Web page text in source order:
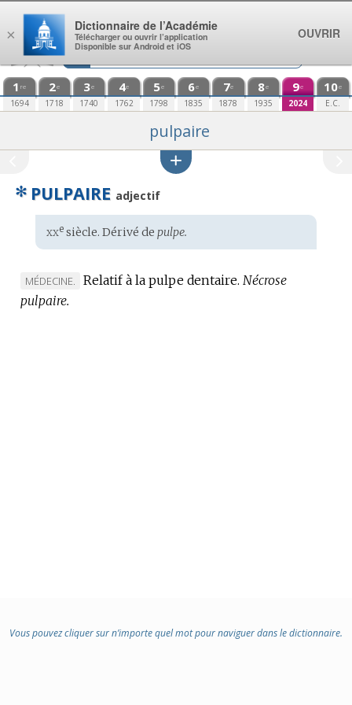
Aller au contenu
1 re
1694
2e
1718
3e
1740
4e
1762
5e
1798
6e
1835
7e
1878
8e
1935
9e
2024
10e
E.C.
pulpaire
✻ PULPAIRE adjectif
Étymologie
:
xxesiècle. Dérivé de pulpe.
MARQUE
DE
MÉDECINE. Relatif à la pulpe dentaire. Nécrose
pulpaire.
Vous pouvez cliquer sur n’importe quel mot pour naviguer dans le dictionnaire.
×
Dictionnaire de l’Académie
Télécharger ou ouvrir l’application
Disponible sur Android et iOS
OUVRIR